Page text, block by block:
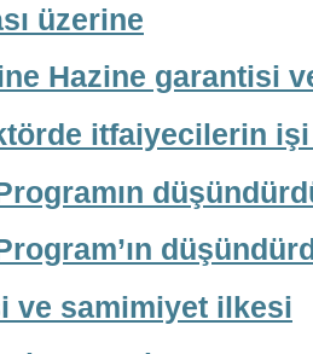
üzerine
Hazine garantisi
itfaiyecilerin
ve samimiyet ilkesi